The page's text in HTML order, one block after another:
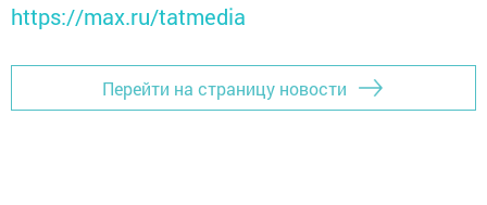
https://max.ru/tatmedia
Перейти на страницу новости